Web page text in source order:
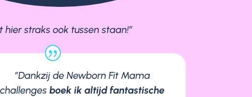
hier straks ook tussen staan!”
”Dankzij de Newborn Fit Mama
challengesboek ik altijd fantastische